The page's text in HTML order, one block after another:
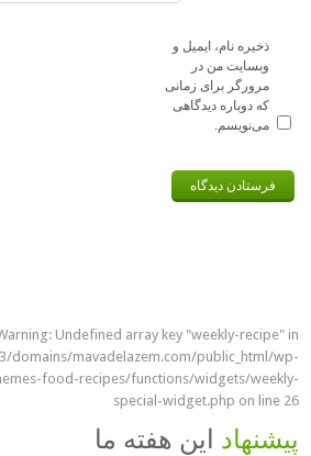
ذخیره نام، ایمیل و
وبسایت من در
مرورگر برای زمانی
که دوباره دیدگاهی
می‌نویسم.
: Undefined array key "weekly-recipe" in
domains/mavadelazem.com/public_html/wp-
food-recipes/functions/widgets/weekly-
special-widget.php on line 26
پیشنهاد این هفته ما